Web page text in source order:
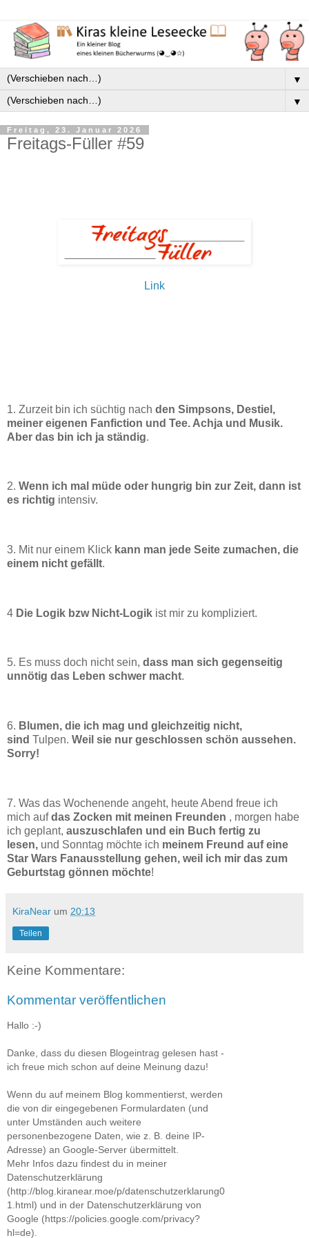
▼
▼
Freitag, 23. Januar 2026
Freitags-Füller #59
Link
1. Zurzeit bin ich süchtig nach den Simpsons, Destiel,
meiner eigenen Fanfiction und Tee. Achja und Musik.
Aber das bin ich ja ständig.
2. Wenn ich mal müde oder hungrig bin zur Zeit, dann ist
es richtig intensiv.
3. Mit nur einem Klick kann man jede Seite zumachen, die
einem nicht gefällt.
4 Die Logik bzw Nicht-Logik ist mir zu kompliziert.
5. Es muss doch nicht sein, dass man sich gegenseitig
unnötig das Leben schwer macht.
6. Blumen, die ich mag und gleichzeitig nicht,
sind Tulpen. Weil sie nur geschlossen schön aussehen.
Sorry!
7. Was das Wochenende angeht, heute Abend freue ich
mich aufdas Zocken mit meinen Freunden , morgen habe
ich geplant, auszuschlafen und ein Buch fertig zu
lesen, und Sonntag möchte ich meinem Freund auf eine
Star Wars Fanausstellung gehen, weil ich mir das zum
Geburtstag gönnen möchte!
KiraNear um 20:13
Teilen
Keine Kommentare:
Kommentar veröffentlichen
Hallo :-)
Danke, dass du diesen Blogeintrag gelesen hast -
ich freue mich schon auf deine Meinung dazu!
Wenn du auf meinem Blog kommentierst, werden
die von dir eingegebenen Formulardaten (und
unter Umständen auch weitere
personenbezogene Daten, wie z. B. deine IP-
Adresse) an Google-Server übermittelt.
Mehr Infos dazu findest du in meiner
Datenschutzerklärung
(http://blog.kiranear.moe/p/datenschutzerklarung0
1.html) und in der Datenschutzerklärung von
Google (https://policies.google.com/privacy?
hl=de).